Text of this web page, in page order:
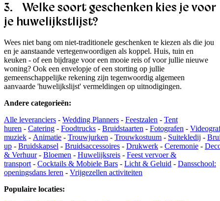
3. Welke soort geschenken kies je voor
je huwelijkstlijst?
Wees niet bang om niet-traditionele geschenken te kiezen als die jou
en je aanstaande vertegenwoordigen als koppel. Huis, tuin en
keuken - of een bijdrage voor een mooie reis of voor jullie nieuwe
woning? Ook een envelopje of een storting op jullie
gemeenschappelijke rekening zijn tegenwoordig algemeen
aanvaarde 'huwelijkslijst' vermeldingen op uitnodigingen.
Andere categorieën:
Alle leveranciers - Wedding Planners - Feestzalen - Tent
huren - Catering - Foodtrucks - Bruidstaarten - Fotografen -
muziek - Animatie - Trouwjurken - Trouwkostuum - Suitekledij -
up - Bruidskapsel - Bruidsaccessoires - Drukwerk - Ceremonie -
& Verhuur- Bloemen - Huwelijksreis - Feest vervoer &
transport - Cocktails & Mobiele Bars - Licht & Geluid - Dansschool:
openingsdans leren - Vrijgezellen activiteiten
Populaire locaties: